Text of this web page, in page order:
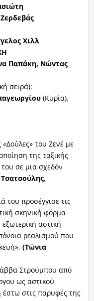
Χιλλ
Παπάκη, Νώντας
σειρά):
(Κυρία),
του Ζενέ με
της ταξικής
σε μια σχεδόν
του προσέγγισε τις
σκηνική φόρμα
αστική
ρεαλισμού που
(Τώνια
Στρούμπου από
ως αστικού
έστω στις παρυφές της